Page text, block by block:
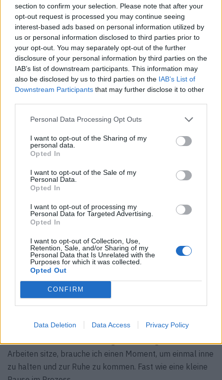
section to confirm your selection. Please note that after your
opt-out request is processed you may continue seeing
interest-based ads based on personal information utilized by
us or personal information disclosed to third parties prior to
your opt-out. You may separately opt-out of the further
disclosure of your personal information by third parties on the
IAB’s list of downstream participants. This information may
also be disclosed by us to third parties on the IAB’s List of
Downstream Participants that may further disclose it to other
Personal Data Processing Opt Outs
I want to opt-out of the Sharing of my
personal data.
Opted In
I want to opt-out of the Sale of my
Personal Data.
Opted In
I want to opt-out of processing my
Personal Data for Targeted Advertising.
Opted In
I want to opt-out of Collection, Use,
Retention, Sale, and/or Sharing of my
Personal Data that Is Unrelated with the
Purposes for which it was collected.
Opted Out
CONFIRM
Data Deletion Data Access Privacy Policy
selbst einordnen?
DN: Ich sehe mich irgendwo dazwischen. Es gibt Phasen,
da brauche ich Einfachheit und Schnelligkeit. Aber wenn
ich mit einem Werk fertig bin und kurz innehalten und es
in Ruhe betrachten möchte, wähle ich den manuellen
Modus. Für mich ist das ein kleines Ritual, das Werk
mental abschließen zu können.
F: Welche Rolle spielen Rituale bei deinem Start in den
Tag und wie prägen sie den weiteren Verlauf?
Der erste Kaffee am Morgen, Musik im Studio,
Sonnenlicht: All das baut die Stimmung auf, die ich für
meine Arbeit brauche.
F: Welche Parallelen siehst du zwischen der Zubereitung
von Kaffee – im automatischen oder manuellen Modus –
und dem Herstellungsprozess eines Gemäldes?
Intuition. Ein Gemälde braucht Handwerk, aber auch
Loslassen. Kaffee ist ähnlich: Mal geht es um Präzision
wie die richtige Menge oder die perfekte Temperatur und
mal einfach um das Gefühl, den einen Moment zu
zelebrieren.
trinkst, je nachdem, woran du gerade arbeitest?
DN: Ja, definitiv. Wenn ich an großformatigen, intensiven
Arbeiten sitze, brauche ich einen Moment, um einmal inne
zu halten und zur Ruhe zu kommen. Fast wie eine kleine